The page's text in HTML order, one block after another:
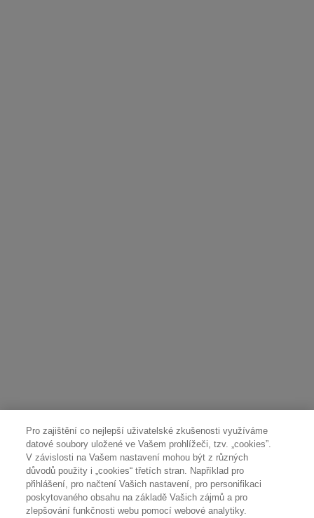
Pro zajištění co nejlepší uživatelské zkušenosti využíváme
datové soubory uložené ve Vašem prohlížeči, tzv. „cookies”.
V závislosti na Vašem nastavení mohou být z různých
důvodů použity i „cookies“ třetích stran. Například pro
přihlášení, pro načtení Vašich nastavení, pro personifikaci
poskytovaného obsahu na základě Vašich zájmů a pro
zlepšování funkčnosti webu pomocí webové analytiky.